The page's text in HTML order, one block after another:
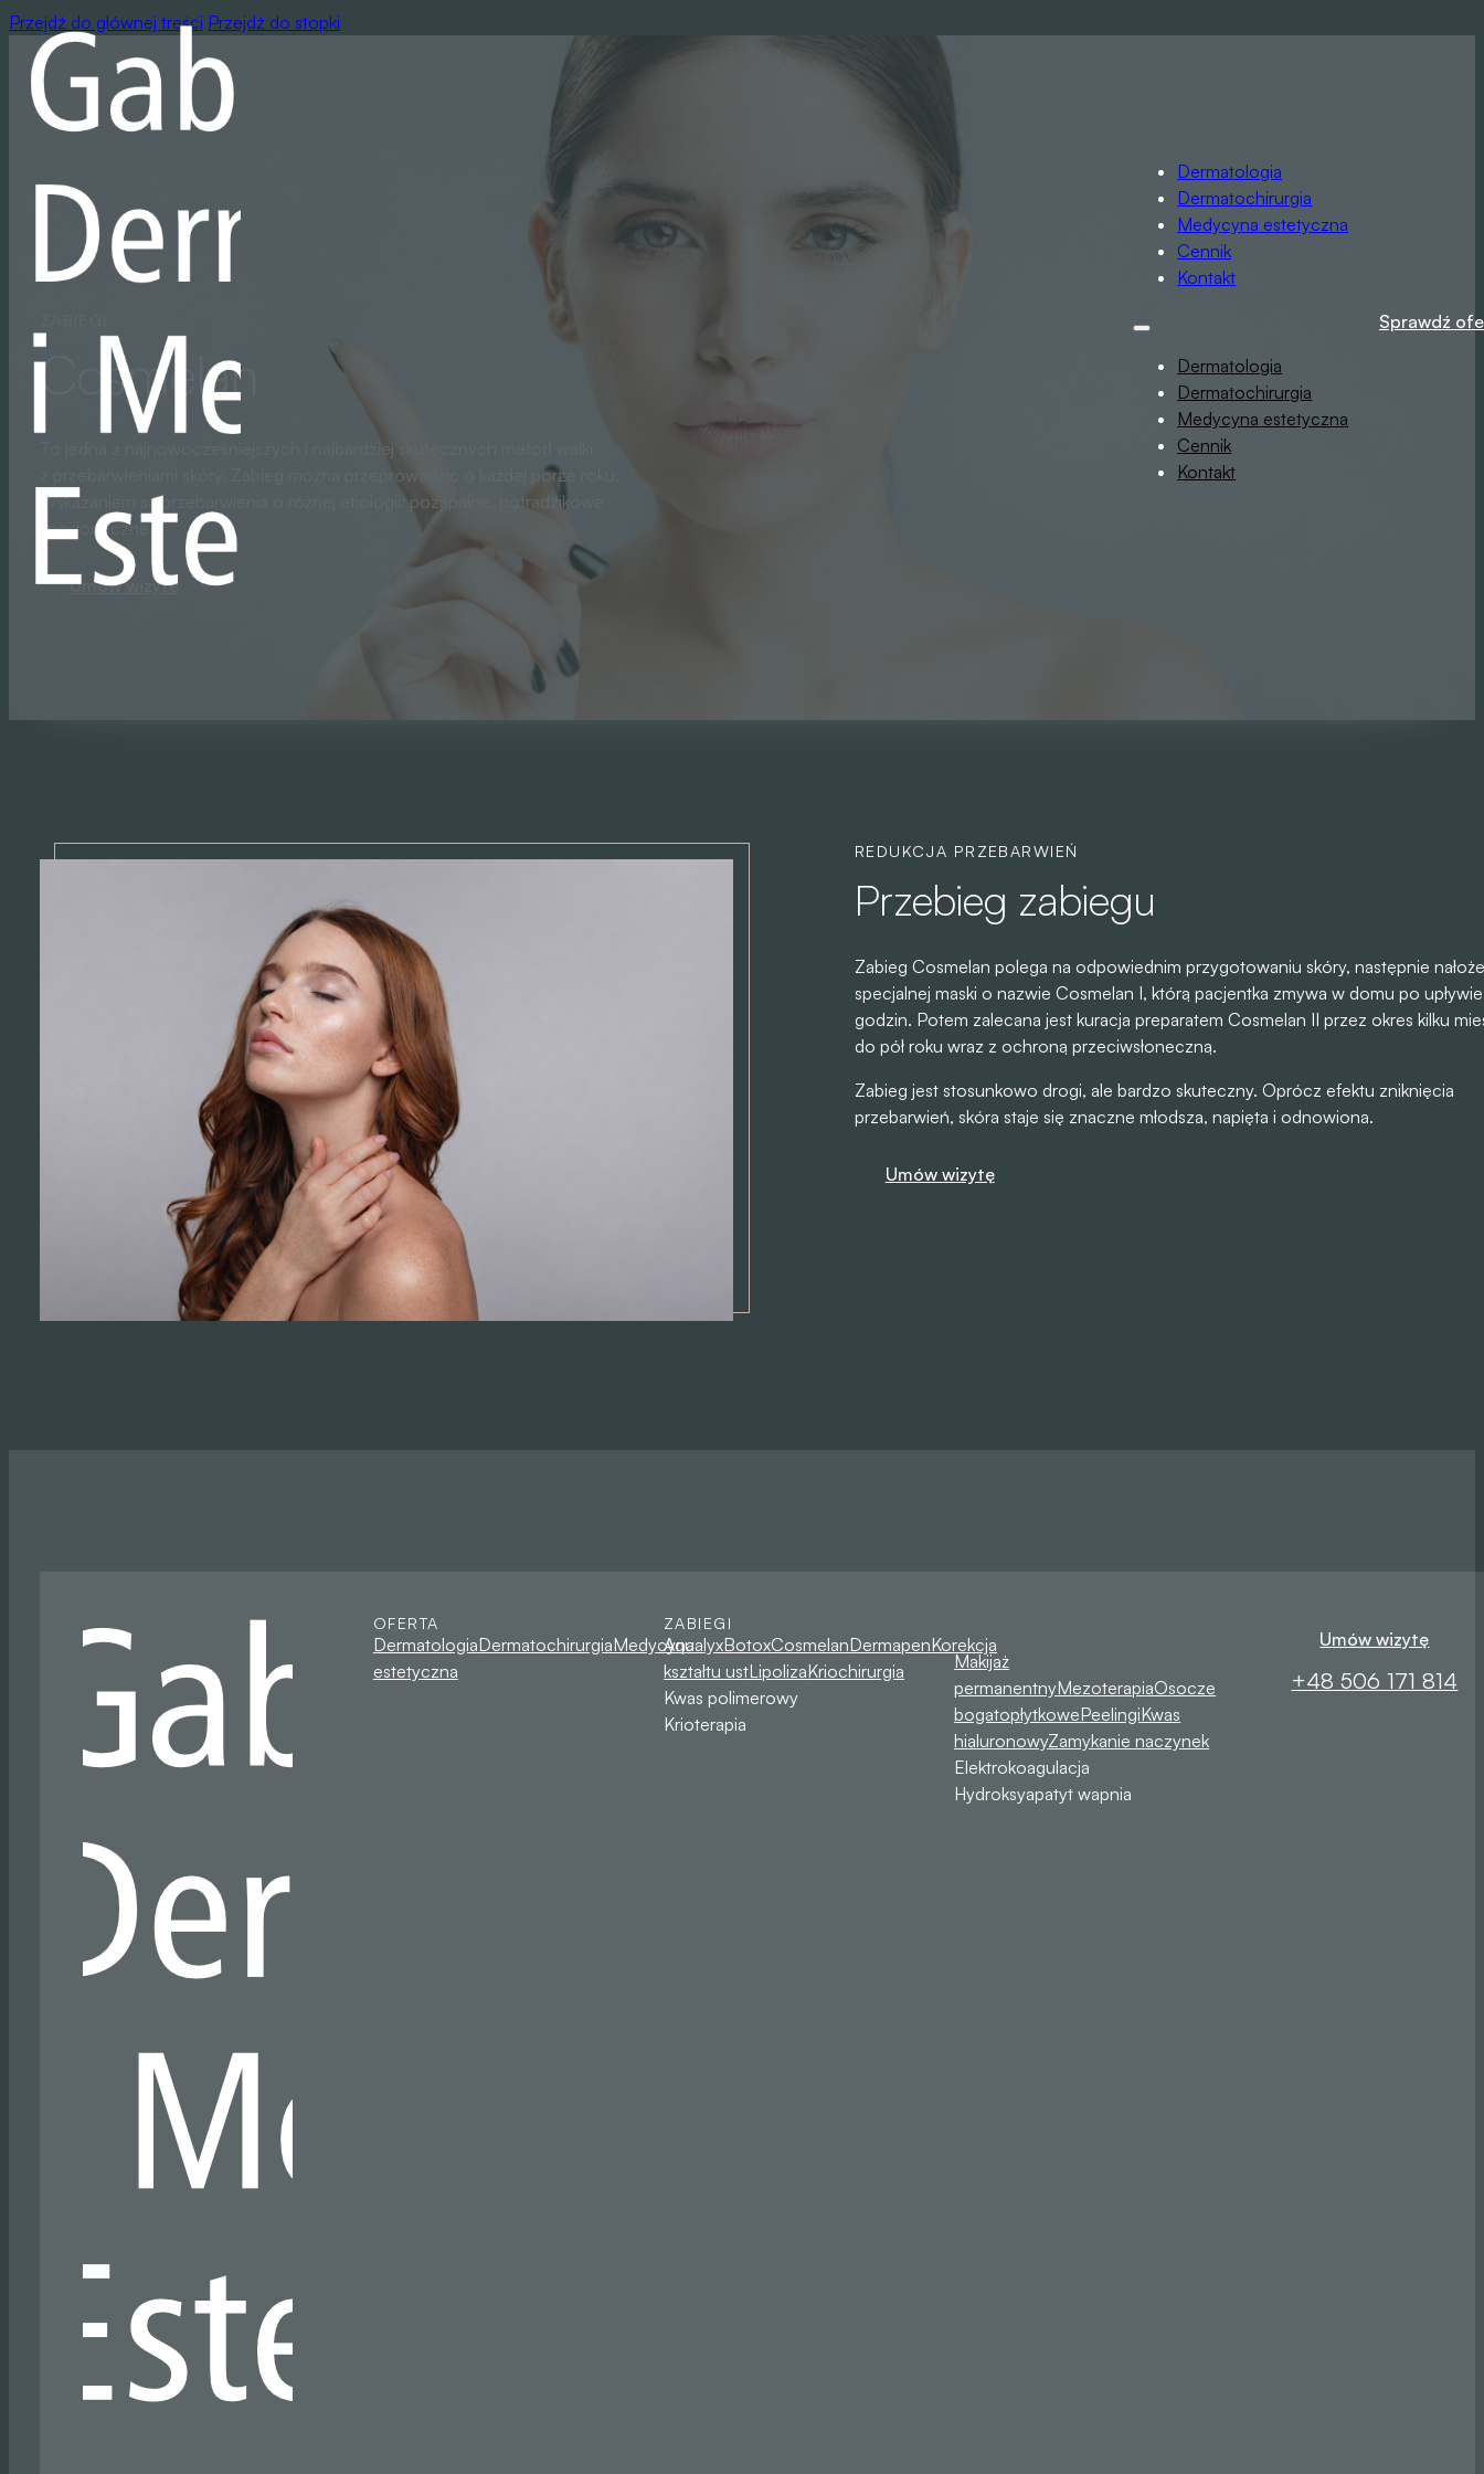
Przejdź do głównej treści Przejdź do stopki
Dermatologia
Dermatochirurgia
Medycyna estetyczna
Cennik
Kontakt
Dermatologia
Dermatochirurgia
Medycyna estetyczna
Cennik
Kontakt
Sprawdź
Cosmelan
To jedna z najnowocześniejszych i najbardziej skutecznych metod walki
z przebarwieniami skóry. Zabieg można przeprowadzić o każdej porze roku.
Wskazaniem są przebarwienia o różnej etiologii: pozapalne, potrądzikowe
i posłoneczne.
Umów wizytę
REDUKCJA PRZEBARWIEŃ
Przebieg zabiegu
Zabieg Cosmelan polega na odpowiednim przygotowaniu skóry, następnie
specjalnej maski o nazwie Cosmelan I, którą pacjentka zmywa w domu po
godzin. Potem zalecana jest kuracja preparatem Cosmelan II przez okres kilku
do pół roku wraz z ochroną przeciwsłoneczną.
Zabieg jest stosunkowo drogi, ale bardzo skuteczny. Oprócz efektu zniknięcia
przebarwień, skóra staje się znaczne młodsza, napięta i odnowiona.
Umów wizytę
OFERTA
DermatologiaDermatochirurgiaMedycyna
estetyczna
ZABIEGI
AqualyxBotoxCosmelanDermapenKorekcja
kształtu ustLipolizaKriochirurgia
Kwas polimerowy
Krioterapia
Makijaż
permanentnyMezoterapiaOsocze
bogatopłytkowePeelingiKwas
hialuronowyZamykanie naczynek
Elektrokoagulacja
Hydroksyapatyt wapnia
Umów wizytę
+48 506 171 814